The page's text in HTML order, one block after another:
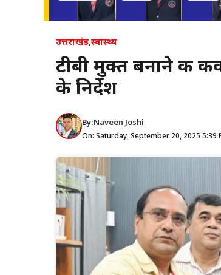
उत्तराखंड,स्वास्थ्य
टीबी मुक्त बनाने की
के निर्देश
By:Naveen Joshi
On: Saturday, September 20, 2025 5:39